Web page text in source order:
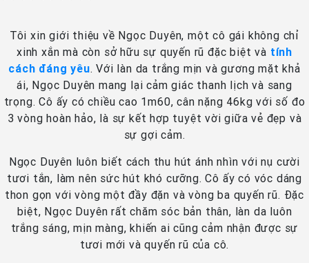
Tôi xin giới thiệu về Ngọc Duyên, một cô gái không chỉ
xinh xắn mà còn sở hữu sự quyến rũ đặc biệt và tính
cách đáng yêu. Với làn da trắng mịn và gương mặt khả
ái, Ngọc Duyên mang lại cảm giác thanh lịch và sang
trọng. Cô ấy có chiều cao 1m60, cân nặng 46kg với số đo
3 vòng hoàn hảo, là sự kết hợp tuyệt vời giữa vẻ đẹp và
sự gợi cảm.
Ngọc Duyên luôn biết cách thu hút ánh nhìn với nụ cười
tươi tắn, làm nên sức hút khó cưỡng. Cô ấy có vóc dáng
thon gọn với vòng một đầy đặn và vòng ba quyến rũ. Đặc
biệt, Ngọc Duyên rất chăm sóc bản thân, làn da luôn
trắng sáng, mịn màng, khiến ai cũng cảm nhận được sự
tươi mới và quyến rũ của cô.